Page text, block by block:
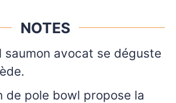
NOTES
saumon avocat se déguste
de pole bowl propose la